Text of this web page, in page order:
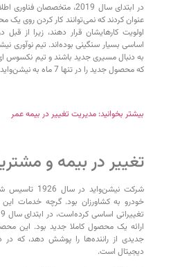
در ابتدای سال 2019، متخصصان
عنوان کردند که نمی‌توانند کار کردن روی یک
اولویت کارهایشان قرار دهند، زیرا از
اساسی بسیار سنگینی بوده‌اند. تیم نوآوری
به دنبال مسیری جدید باشند و تیم نکسوس
که محصول جدید را در تنها 7 ماه به نیشن‌واید ارائه می‌کند.
بیشتر بخوانید: مدیریت تغییر در بیمه عمر
تغییر در بیمه و
شرکت نیشن‌واید
خودرو به کشاورزان بود. گرچه خدمات
ارائه یک محصول کاملا جدید بود. این
جدیدی از راننده‌ها را پوشش دهد، که در
دیجیتال است.